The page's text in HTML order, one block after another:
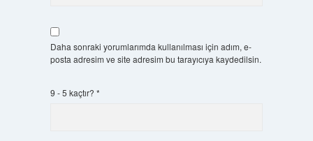
Daha sonraki yorumlarımda kullanılması için adım, e-
posta adresim ve site adresim bu tarayıcıya kaydedilsin.
9 - 5 kaçtır? *